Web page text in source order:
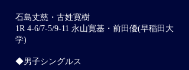
石島丈慈・古姓寛樹
1R 4-6/7-5/9-11 永山寛基・前田優(早稲田大
学)
◆男子シングルス